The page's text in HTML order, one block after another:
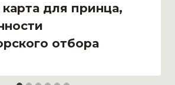
карта для принца,
отбора